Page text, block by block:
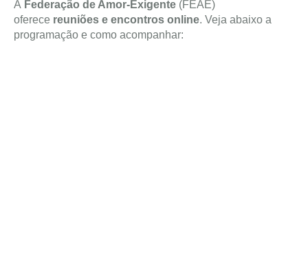
A Federação de Amor-Exigente (FEAE)
oferece reuniões e encontros online. Veja abaixo a
programação e como acompanhar: